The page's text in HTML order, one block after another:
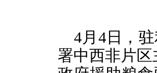
4月4日，
署中西非片